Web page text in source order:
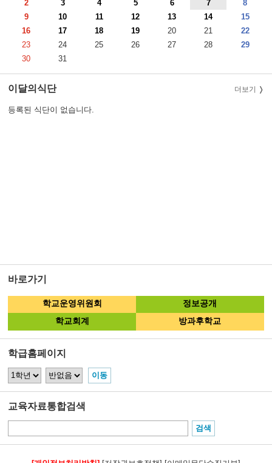
2
3 4 5 6 7
8
9
10 11 12 13 14
15
16
17 18 19 20 21
22
23
24 25 26 27 28
29
30
31
이달의식단 더보기
등록된 식단이 없습니다.
바로가기
학교운영위원회
정보공개
학교회계
방과후학교
학급홈페이지
교육자료통합검색